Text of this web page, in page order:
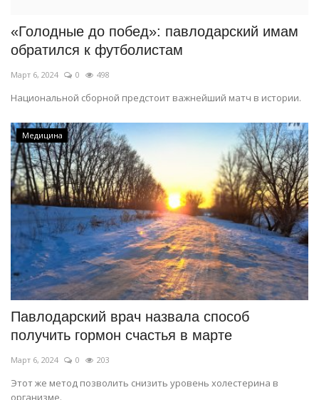
«Голодные до побед»: павлодарский имам
обратился к футболистам
Март 6, 2024 0 498
Национальной сборной предстоит важнейший матч в истории.
Медицина
Павлодарский врач назвала способ
получить гормон счастья в марте
Март 6, 2024 0 203
Этот же метод позволить снизить уровень холестерина в
организме.